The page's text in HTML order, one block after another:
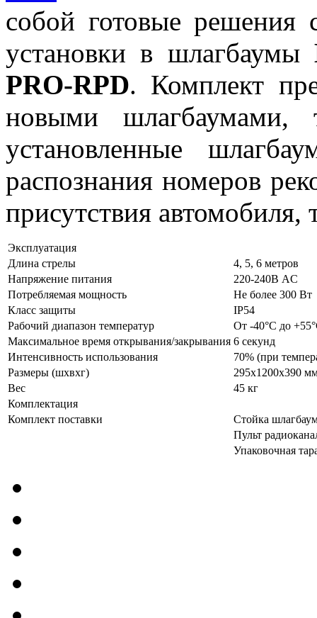
собой готовые решения
установки в шлагбаумы
PRO-RPD. Комплект
новыми
установленные
распознания номеров
присутствия автомобиля,
Эксплуатация
Длина стрелы
4, 5, 6 метров
Напряжение питания
220-240В AC
Потребляемая мощность
Не более 300 Вт
Класс защиты
IP54
Рабочий диапазон температур
От -40°С до
Максимальное время открывания/закрывания 6 секунд
Интенсивность использования
70% (при
Размеры (шxвxг)
295x1200x390
Вес
45 кг
Комплектация
Комплект поставки
Стойка
Пульт
Упаковочная